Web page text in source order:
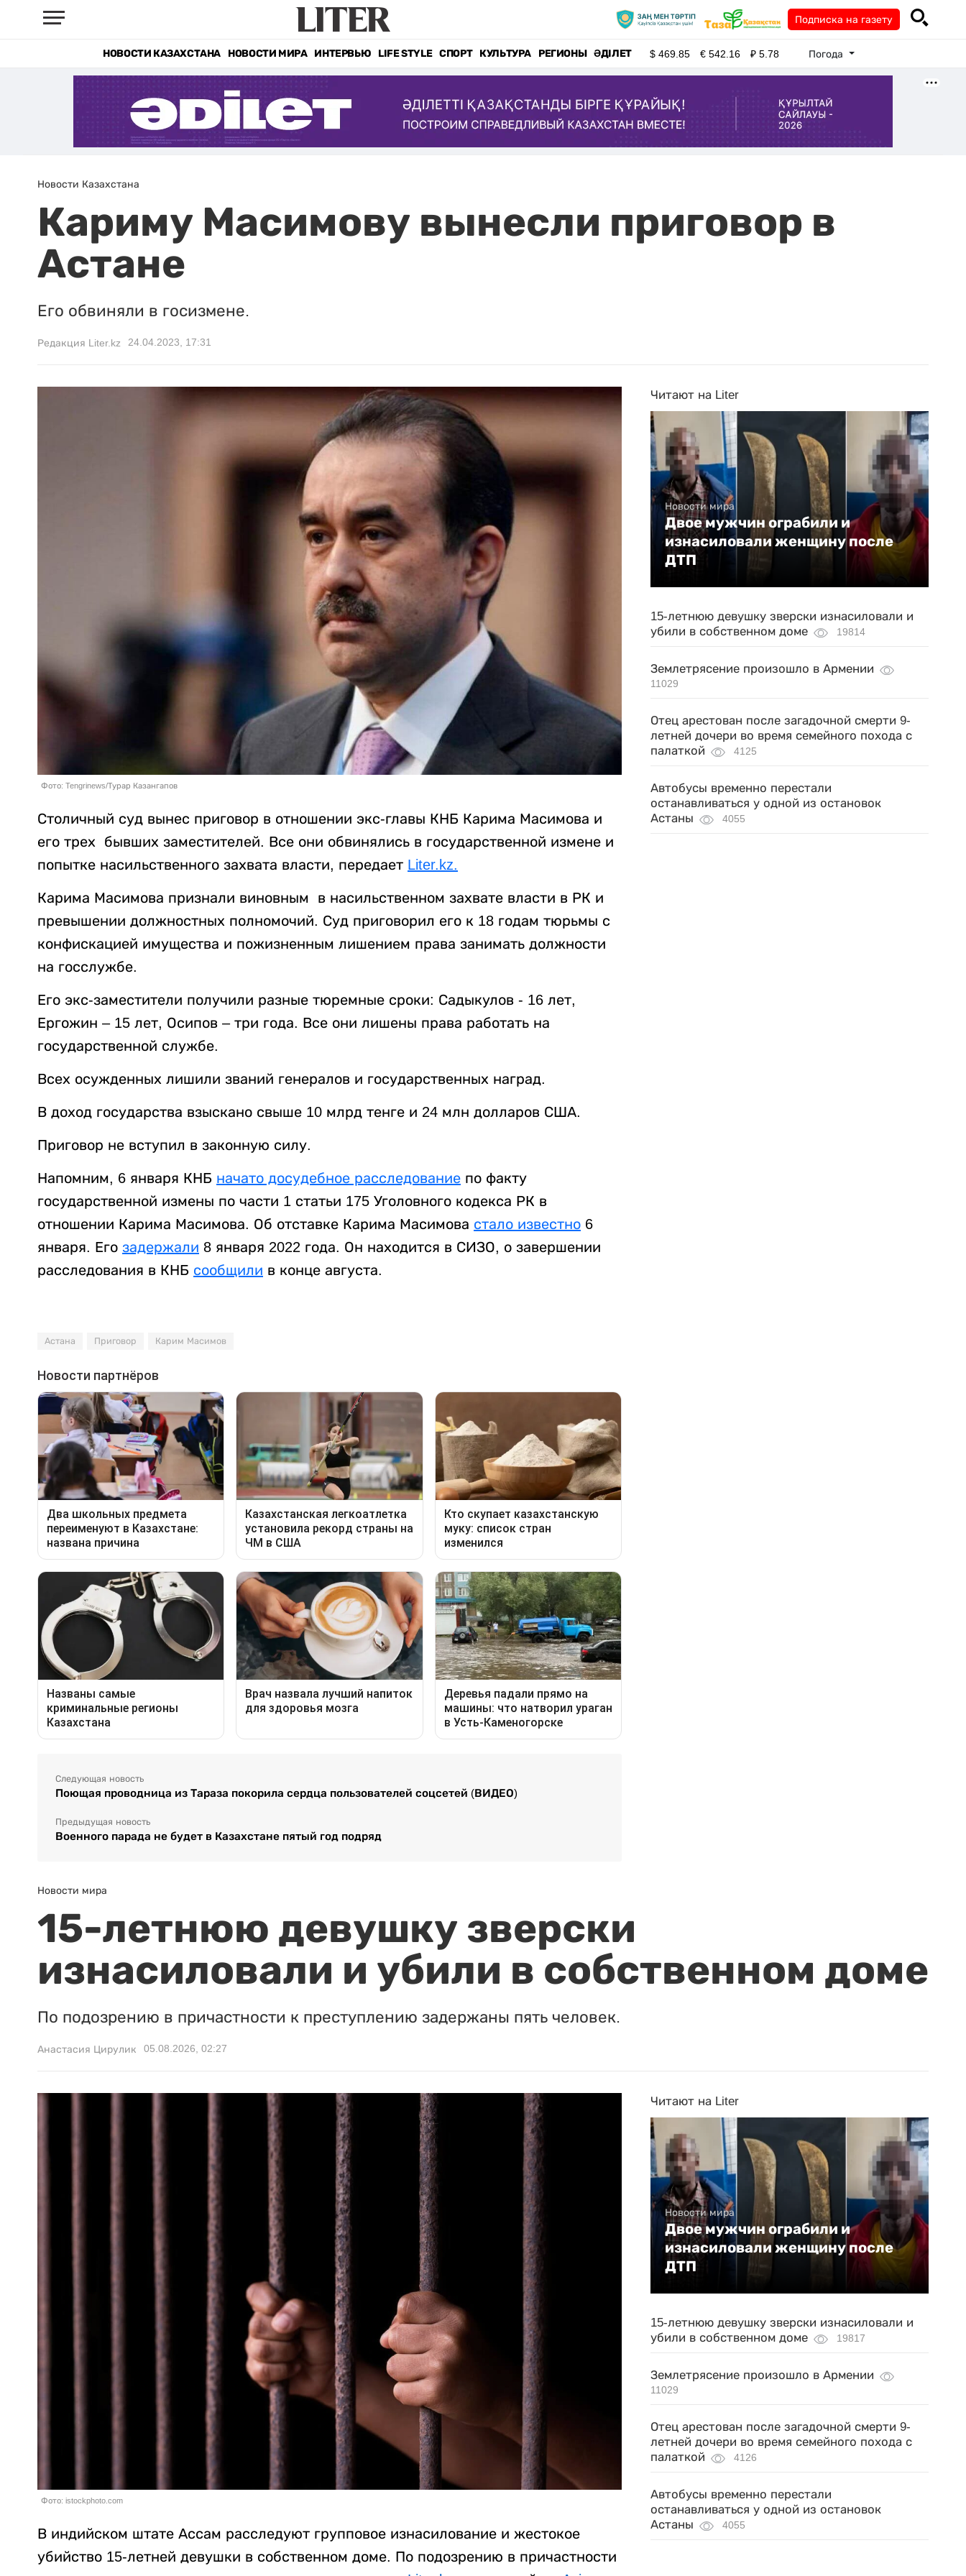
Подписка на газету
НОВОСТИ КАЗАХСТАНА НОВОСТИ МИРА ИНТЕРВЬЮ LIFE STYLE СПОРТ КУЛЬТУРА РЕГИОНЫ ӘДІЛЕТ $469.85 €542.16 ₽5.78 Погода
Новости Казахстана
Кариму Масимову вынесли приговор в
Астане
Его обвиняли в госизмене.
Редакция Liter.kz 24.04.2023, 17:31
Фото: Tengrinews/Турар Казангапов
Столичный суд вынес приговор в отношении экс-главы КНБ Карима Масимова и
его трех бывших заместителей. Все они обвинялись в государственной измене и
попытке насильственного захвата власти, передает Liter.kz.
Карима Масимова признали виновным в насильственном захвате власти в РК и
превышении должностных полномочий. Суд приговорил его к 18 годам тюрьмы с
конфискацией имущества и пожизненным лишением права занимать должности
на госслужбе.
Его экс-заместители получили разные тюремные сроки: Садыкулов - 16 лет,
Ергожин – 15 лет, Осипов – три года. Все они лишены права работать на
государственной службе.
Всех осужденных лишили званий генералов и государственных наград.
В доход государства взыскано свыше 10 млрд тенге и 24 млн долларов США.
Приговор не вступил в законную силу.
Напомним, 6 января КНБ начато досудебное расследование по факту
государственной измены по части 1 статьи 175 Уголовного кодекса РК в
отношении Карима Масимова. Об отставке Карима Масимова стало известно 6
января. Его задержали 8 января 2022 года. Он находится в СИЗО, о завершении
расследования в КНБ сообщили в конце августа.
Астана Приговор Карим Масимов
Следующая новость
Поющая проводница из Тараза покорила сердца пользователей соцсетей (ВИДЕО)
Предыдущая новость
Военного парада не будет в Казахстане пятый год подряд
Читают на Liter
Новости мира
Двое мужчин ограбили и
изнасиловали женщину после
ДТП
15-летнюю девушку зверски изнасиловали и
убили в собственном доме
19814
Землетрясение произошло в Армении
11029
Отец арестован после загадочной смерти 9-
летней дочери во время семейного похода с
палаткой
4125
Автобусы временно перестали
останавливаться у одной из остановок
Астаны
4055
Новости мира
15-летнюю девушку зверски
изнасиловали и убили в собственном доме
По подозрению в причастности к преступлению задержаны пять человек.
Анастасия Цирулик 05.08.2026, 02:27
Фото: istockphoto.com
В индийском штате Ассам расследуют групповое изнасилование и жестокое
убийство 15-летней девушки в собственном доме. По подозрению в причастности
Читают на Liter
Новости мира
Двое мужчин ограбили и
изнасиловали женщину после
ДТП
15-летнюю девушку зверски изнасиловали и
убили в собственном доме
19817
Землетрясение произошло в Армении
11029
Отец арестован после загадочной смерти 9-
летней дочери во время семейного похода с
палаткой
4126
Автобусы временно перестали
останавливаться у одной из остановок
Астаны
4055